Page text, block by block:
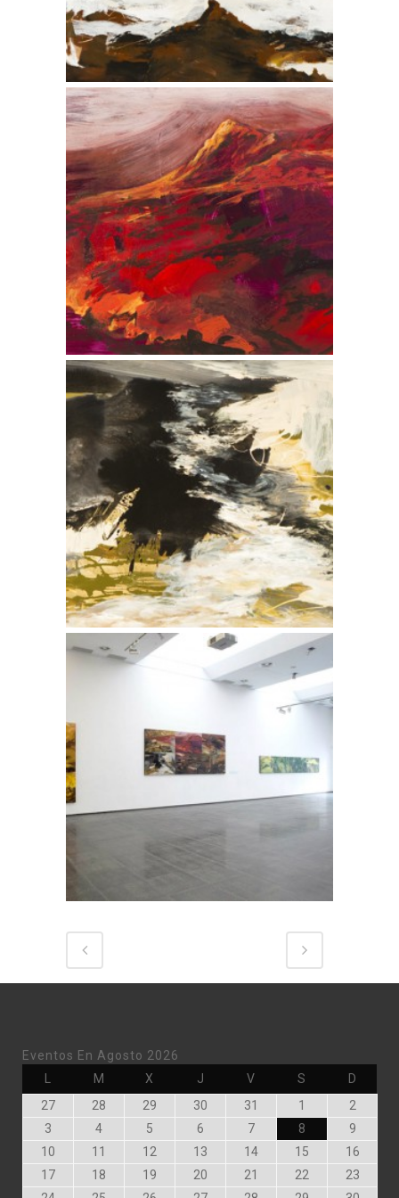
Eventos En Agosto 2026
MMartes X Miércoles
JJueves VViernes S D
27Julio
27,
28
28,
29
29,
30
30,
31
31,
1
1,
2Agosto
2,
2026
3
3,
2026
4Agosto
4,
2026
5
5,
2026
6
6,
2026
7Agosto
7,
2026
8
8,
2026
9Agosto
9,
2026
10 Agosto
10,
11
Agosto
11,
12 Agosto
12,
13 Agosto
13,
14Agosto
14,
15 Agosto
15,
2026
16Agosto
16,
2026
17Agosto
17,
18 Agosto
18,
19 Agosto
19,
20 Agosto
20,
21
Agosto
21,
22 Agosto
22,
23Agosto
23,